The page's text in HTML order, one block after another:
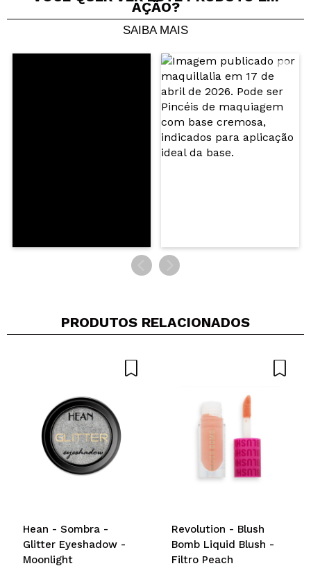
Compartilhar um vídeo ou uma foto
Seu vídeo pode ser o primeiro. Imagine isso...
Recomenda esta compra? Sim Não
5/5
ENVIAR
AÇÃO?
SAIBA MAIS
PRODUTOS RELACIONADOS
Hean - Sombra -
Glitter Eyeshadow -
Moonlight
Revolution - Blush
Bomb Liquid Blush -
Filtro Peach